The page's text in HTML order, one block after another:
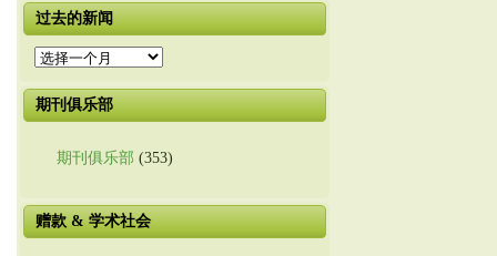
过去的新闻
过
的
新
期刊俱乐部
期刊俱乐部 (353)
赠款 & 学术社会